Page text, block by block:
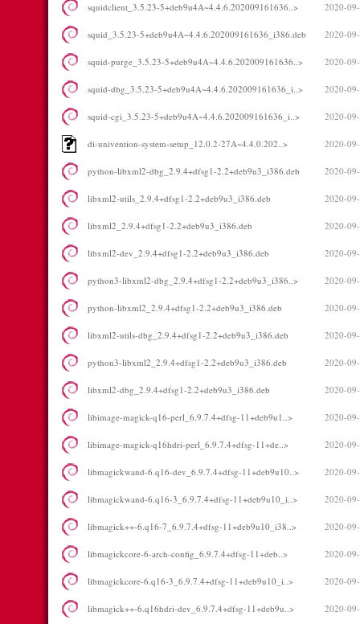
squidclient_3.5.23-5+deb9u4A~4.4.6.202009161636..> 2020-
squid_3.5.23-5+deb9u4A~4.4.6.202009161636_i386.deb 2020-
squid-purge_3.5.23-5+deb9u4A~4.4.6.202009161636..> 2020-
squid-dbg_3.5.23-5+deb9u4A~4.4.6.202009161636_i..> 2020-
squid-cgi_3.5.23-5+deb9u4A~4.4.6.202009161636_i..> 2020-
di-univention-system-setup_12.0.2-27A~4.4.0.202..> 2020-
python-libxml2-dbg_2.9.4+dfsg1-2.2+deb9u3_i386.deb 2020-
libxml2-utils_2.9.4+dfsg1-2.2+deb9u3_i386.deb 2020-
libxml2_2.9.4+dfsg1-2.2+deb9u3_i386.deb 2020-
libxml2-dev_2.9.4+dfsg1-2.2+deb9u3_i386.deb 2020-
python3-libxml2-dbg_2.9.4+dfsg1-2.2+deb9u3_i386..> 2020-
python-libxml2_2.9.4+dfsg1-2.2+deb9u3_i386.deb 2020-
libxml2-utils-dbg_2.9.4+dfsg1-2.2+deb9u3_i386.deb 2020-
python3-libxml2_2.9.4+dfsg1-2.2+deb9u3_i386.deb 2020-
libxml2-dbg_2.9.4+dfsg1-2.2+deb9u3_i386.deb 2020-
libimage-magick-q16-perl_6.9.7.4+dfsg-11+deb9u1..> 2020-
libimage-magick-q16hdri-perl_6.9.7.4+dfsg-11+de..> 2020-
libmagickwand-6.q16-dev_6.9.7.4+dfsg-11+deb9u10..> 2020-
libmagickwand-6.q16-3_6.9.7.4+dfsg-11+deb9u10_i..> 2020-
libmagick++-6.q16-7_6.9.7.4+dfsg-11+deb9u10_i38..> 2020-
libmagickcore-6-arch-config_6.9.7.4+dfsg-11+deb..> 2020-
libmagickcore-6.q16-3_6.9.7.4+dfsg-11+deb9u10_i..> 2020-
libmagick++-6.q16hdri-dev_6.9.7.4+dfsg-11+deb9u..> 2020-